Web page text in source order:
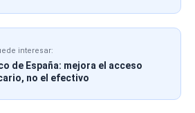
interesar:
de España: mejora el acceso
no el efectivo